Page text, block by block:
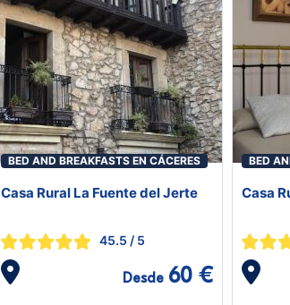
BED AND BREAKFASTS EN CÁCERES
Casa Rural La Fuente del Jerte
45.5 / 5
Desde 60 €
BED
Casa